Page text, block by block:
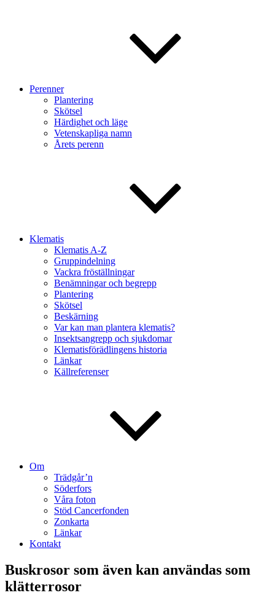
Perenner
Plantering
Skötsel
Härdighet och läge
Vetenskapliga namn
Årets perenn
Klematis
Klematis A-Z
Gruppindelning
Vackra fröställningar
Benämningar och begrepp
Plantering
Skötsel
Beskärning
Var kan man plantera klematis?
Insektsangrepp och sjukdomar
Klematisförädlingens historia
Länkar
Källreferenser
Om
Trädgår’n
Söderfors
Våra foton
Stöd Cancerfonden
Zonkarta
Länkar
Kontakt
Buskrosor som även kan användas som
klätterrosor